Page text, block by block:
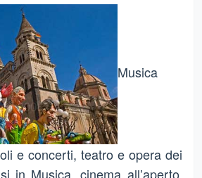
Musica
e concerti, teatro e opera dei
in Musica, cinema all’aperto,